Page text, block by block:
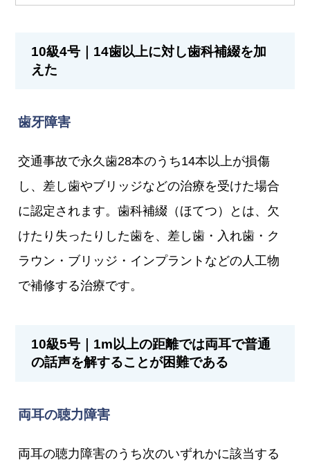
10級4号｜14歯以上に対し歯科補綴を加
えた
歯牙障害
交通事故で永久歯28本のうち14本以上が損傷
し、差し歯やブリッジなどの治療を受けた場合
に認定されます。歯科補綴（ほてつ）とは、欠
けたり失ったりした歯を、差し歯・入れ歯・ク
ラウン・ブリッジ・インプラントなどの人工物
で補修する治療です。
10級5号｜1m以上の距離では両耳で普通
の話声を解することが困難である
両耳の聴力障害
両耳の聴力障害のうち次のいずれかに該当する